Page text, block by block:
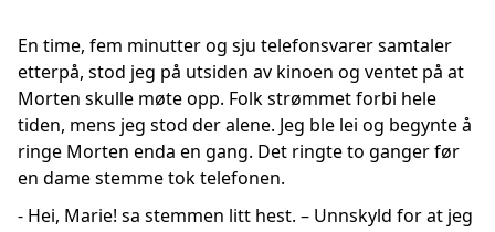
En time, fem minutter og sju telefonsvarer samtaler
etterpå, stod jeg på utsiden av kinoen og ventet på at
Morten skulle møte opp. Folk strømmet forbi hele
tiden, mens jeg stod der alene. Jeg ble lei og begynte å
ringe Morten enda en gang. Det ringte to ganger før
en dame stemme tok telefonen.
- Hei, Marie! sa stemmen litt hest. – Unnskyld for at jeg